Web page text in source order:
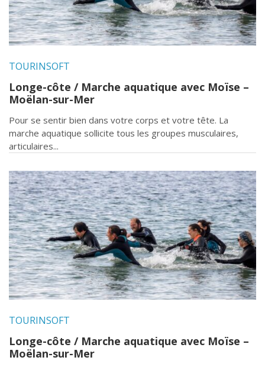
TOURINSOFT
Longe-côte / Marche aquatique avec Moïse –
Moëlan-sur-Mer
Pour se sentir bien dans votre corps et votre tête. La
marche aquatique sollicite tous les groupes musculaires,
articulaires...
TOURINSOFT
Longe-côte / Marche aquatique avec Moïse –
Moëlan-sur-Mer